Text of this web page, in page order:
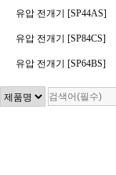
유압 전개기 [SP44AS]
유압 전개기 [SP84CS]
유압 전개기 [SP64BS]